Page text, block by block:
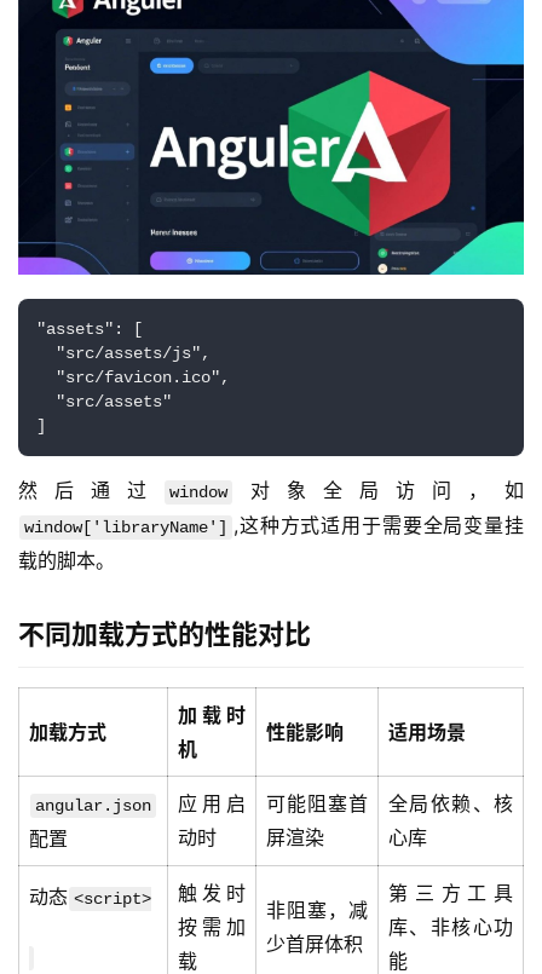
务
态
关
我
们
"assets": [
  "src/assets/js",
  "src/favicon.ico",
  "src/assets"
]
然后通过 window 对象全局访问，如
window['libraryName'] ,这种方式适用于需要全局变量挂
载的脚本。
不同加载方式的性能对比
加载方式
加载时
机
性能影响 适用场景
angular.json
配置
应用启
动时
可能阻塞首
屏渲染
全局依赖、核
心库
动态 <script>
触发时
按需加
载
非阻塞，减
少首屏体积
第三方工具
库、非核心功
能